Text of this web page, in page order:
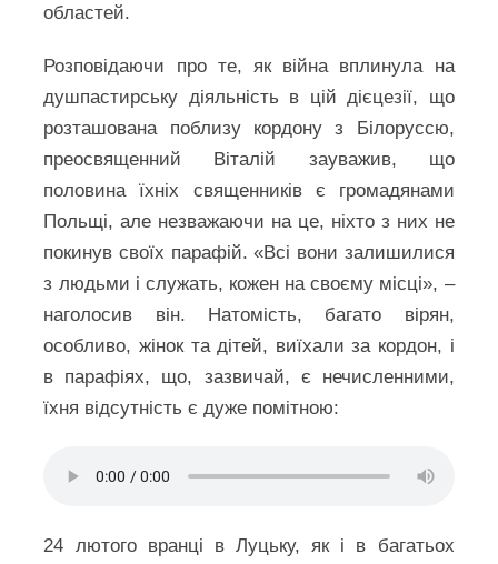
областей.
Розповідаючи про те, як війна вплинула на
душпастирську діяльність в цій дієцезії, що
розташована поблизу кордону з Білоруссю,
преосвященний Віталій зауважив, що
половина їхніх священників є громадянами
Польщі, але незважаючи на це, ніхто з них не
покинув своїх парафій. «Всі вони залишилися
з людьми і служать, кожен на своєму місці», –
наголосив він. Натомість, багато вірян,
особливо, жінок та дітей, виїхали за кордон, і
в парафіях, що, зазвичай, є нечисленними,
їхня відсутність є дуже помітною:
24 лютого вранці в Луцьку, як і в багатьох